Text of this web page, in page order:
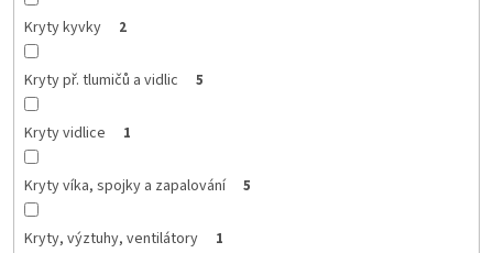
Kryty kyvky 2
Kryty př. tlumičů a vidlic 5
Kryty vidlice 1
Kryty víka, spojky a zapalování 5
Kryty, výztuhy, ventilátory 1